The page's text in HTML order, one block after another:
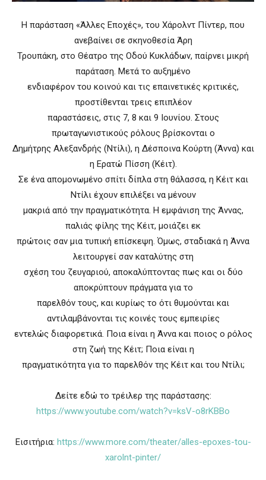
Η παράσταση «Άλλες Εποχές», του Χάρολντ Πίντερ, που
ανεβαίνει σε σκηνοθεσία Άρη
Τρουπάκη, στο Θέατρο της Οδού Κυκλάδων, παίρνει μικρή
παράταση. Μετά το αυξημένο
ενδιαφέρον του κοινού και τις επαινετικές κριτικές,
προστίθενται τρεις επιπλέον
παραστάσεις, στις 7, 8 και 9 Ιουνίου. Στους
πρωταγωνιστικούς ρόλους βρίσκονται ο
Δημήτρης Αλεξανδρής (Ντίλι), η Δέσποινα Κούρτη (Άννα) και
η Ερατώ Πίσση (Κέιτ).
Σε ένα απομονωμένο σπίτι δίπλα στη θάλασσα, η Κέιτ και
Ντίλι έχουν επιλέξει να μένουν
μακριά από την πραγματικότητα. Η εμφάνιση της Άννας,
παλιάς φίλης της Κέιτ, μοιάζει εκ
πρώτοις σαν μια τυπική επίσκεψη. Όμως, σταδιακά η Άννα
λειτουργεί σαν καταλύτης στη
σχέση του ζευγαριού, αποκαλύπτοντας πως και οι δύο
αποκρύπτουν πράγματα για το
παρελθόν τους, και κυρίως το ότι θυμούνται και
αντιλαμβάνονται τις κοινές τους εμπειρίες
εντελώς διαφορετικά. Ποια είναι η Άννα και ποιος ο ρόλος
στη ζωή της Κέιτ; Ποια είναι η
πραγματικότητα για το παρελθόν της Κέιτ και του Ντίλι;
Δείτε εδώ το τρέιλερ της παράστασης:
https://www.youtube.com/watch?v=ksV-o8rKBBo
Εισιτήρια: https://www.more.com/theater/alles-epoxes-tou-
xarolnt-pinter/